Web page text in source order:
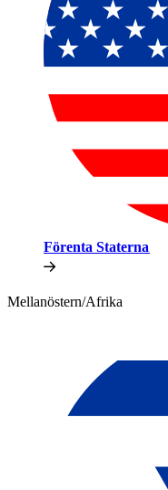
Förenta Staterna​​
Mellanöstern/Afrika​​